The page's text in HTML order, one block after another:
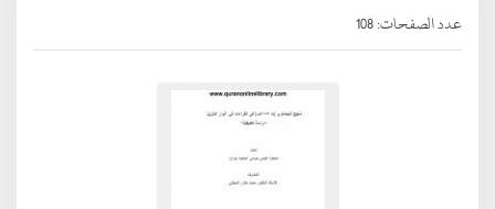
عدد الصفحات: 108